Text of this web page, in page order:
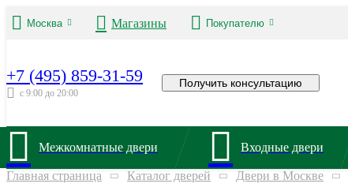
Москва Магазины Покупателю
+7 (495) 859-31-59
с 9:00 до 20:00
Получить консультацию
Межкомнатные двери Входные двери
Главная страница Каталог дверей Двери в Москве